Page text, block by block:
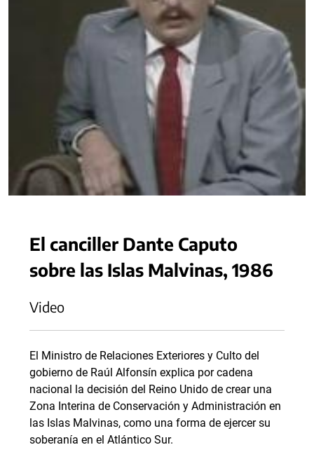
El canciller Dante Caputo
sobre las Islas Malvinas, 1986
Video
El Ministro de Relaciones Exteriores y Culto del
gobierno de Raúl Alfonsín explica por cadena
nacional la decisión del Reino Unido de crear una
Zona Interina de Conservación y Administración en
las Islas Malvinas, como una forma de ejercer su
soberanía en el Atlántico Sur.